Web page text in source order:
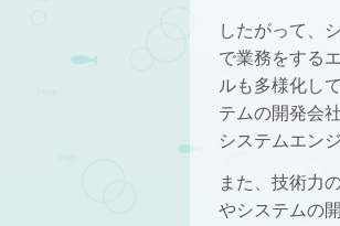
したがって、
で業務をする
ルも多様化し
テムの開発会
システムエン
また、技術力
やシステムの